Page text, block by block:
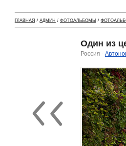
ГЛАВНАЯ / АДМИН / ФОТОАЛЬБОМЫ /
Один из
Россия -